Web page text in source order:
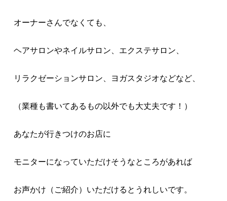
オーナーさんでなくても、
ヘアサロンやネイルサロン、 エクステサロン、
リラクゼーションサロン、ヨガスタジオなどなど、
（業種も書いてあるもの以外でも大丈夫です！）
あなたが行きつけのお店に
モニターになっていただけそうなところがあれば
お声かけ（ご紹介）いただけるとうれしいです。